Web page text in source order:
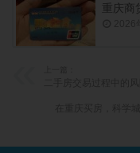
重庆商